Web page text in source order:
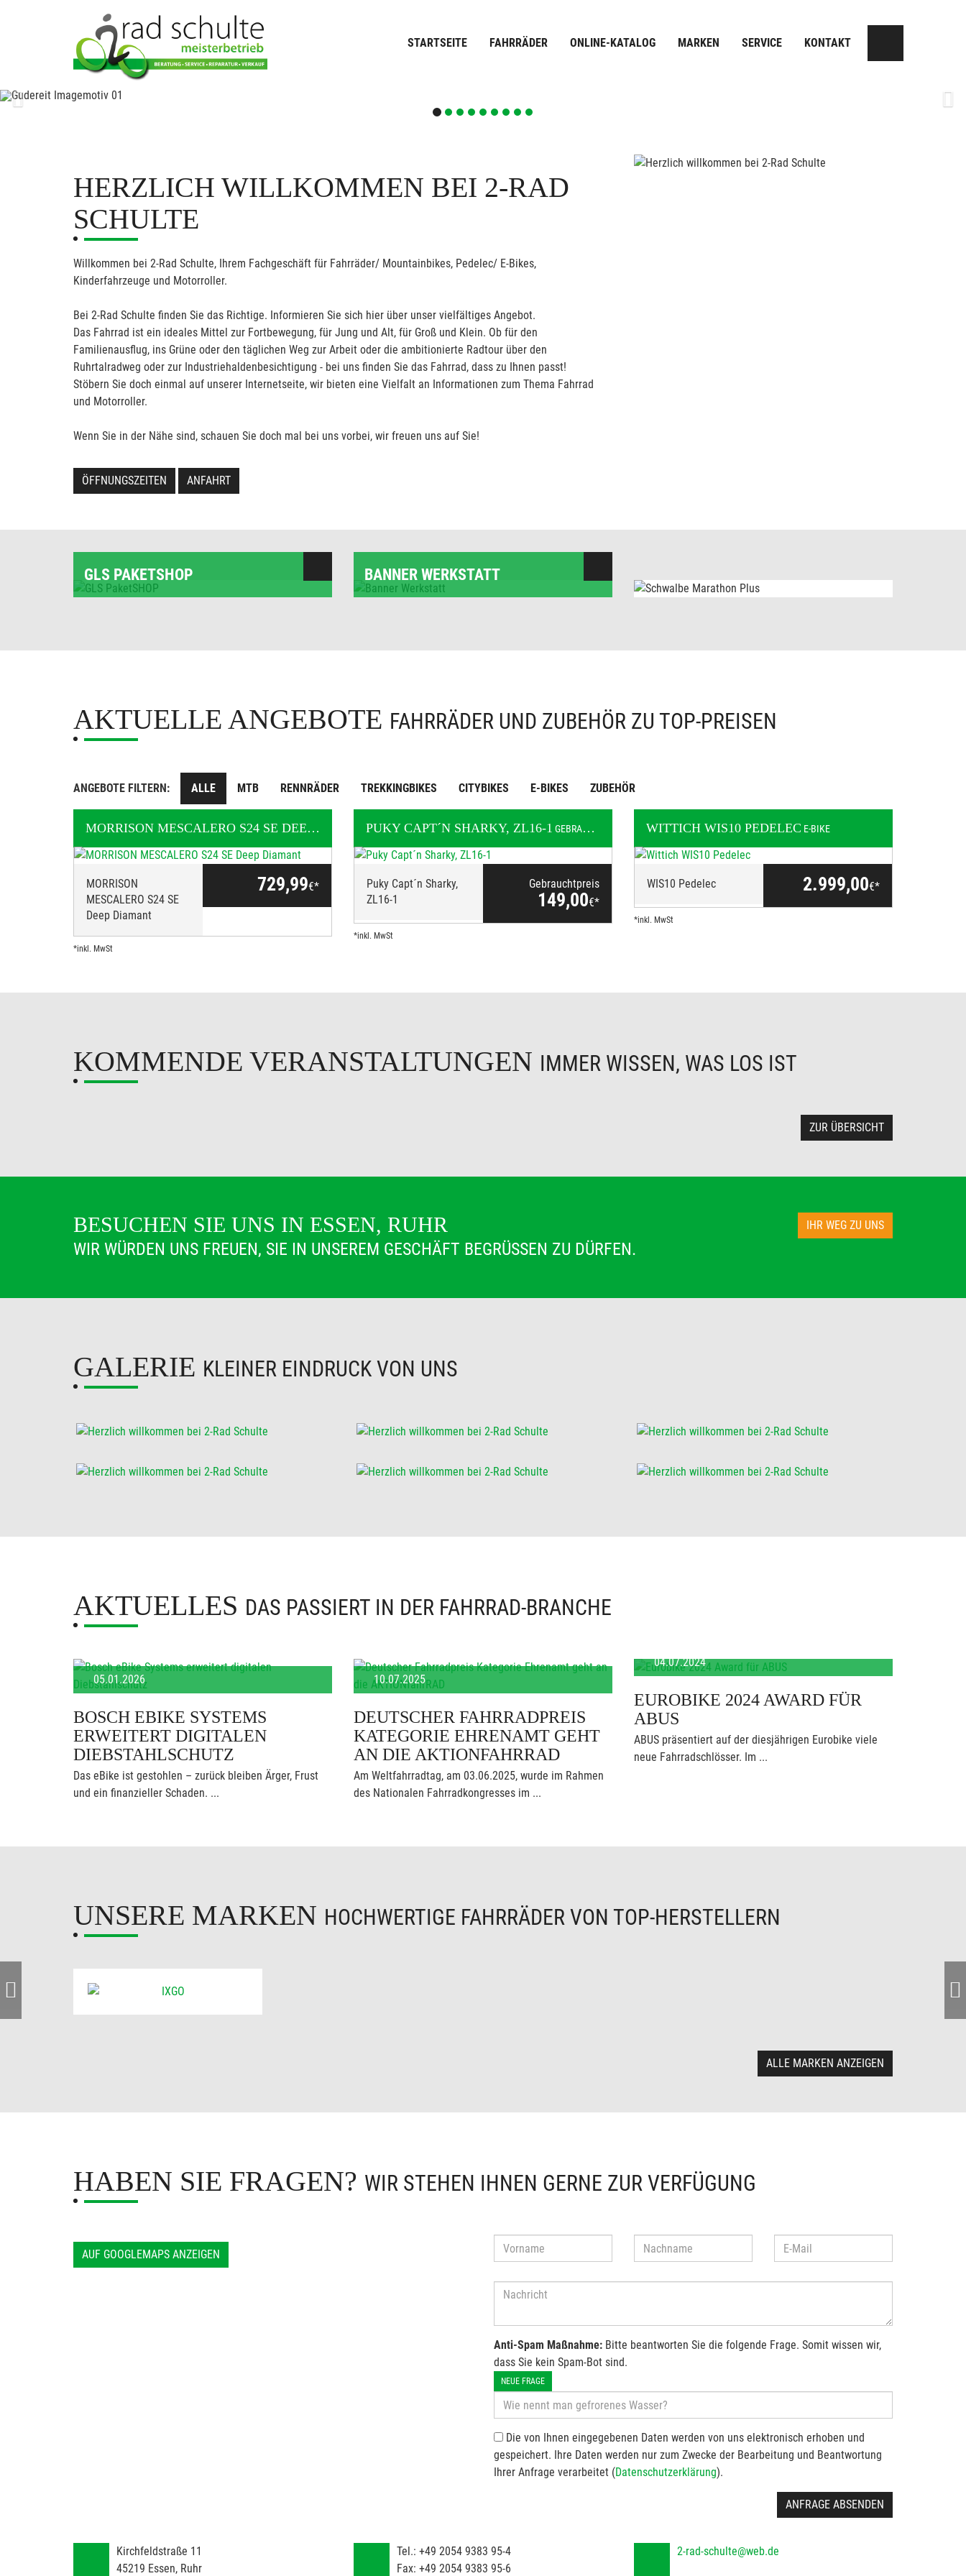
STARTSEITE FAHRRÄDER ONLINE-KATALOG MARKEN SERVICE KONTAKT
Previous
HERZLICH WILLKOMMEN BEI 2-RAD
SCHULTE
Willkommen bei 2-Rad Schulte, Ihrem Fachgeschäft für Fahrräder/ Mountainbikes, Pedelec/ E-Bikes,
Kinderfahrzeuge und Motorroller.
Bei 2-Rad Schulte finden Sie das Richtige. Informieren Sie sich hier über unser vielfältiges Angebot.
Das Fahrrad ist ein ideales Mittel zur Fortbewegung, für Jung und Alt, für Groß und Klein. Ob für den
Familienausflug, ins Grüne oder den täglichen Weg zur Arbeit oder die ambitionierte Radtour über den
Ruhrtalradweg oder zur Industriehaldenbesichtigung - bei uns finden Sie das Fahrrad, dass zu Ihnen passt!
Stöbern Sie doch einmal auf unserer Internetseite, wir bieten eine Vielfalt an Informationen zum Thema Fahrrad
und Motorroller.
Wenn Sie in der Nähe sind, schauen Sie doch mal bei uns vorbei, wir freuen uns auf Sie!
ÖFFNUNGSZEITEN ANFAHRT
GLS PAKETSHOP BANNER WERKSTATT
AKTUELLE ANGEBOTE FAHRRÄDER UND ZUBEHÖR ZU TOP-PREISEN
ANGEBOTE FILTERN: ALLE MTB RENNRÄDER TREKKINGBIKES CITYBIKES E-BIKES ZUBEHÖR
MORRISON MESCALERO S24 SE DEEP DIAMANT KINDER / JUGEND
MORRISON
MESCALERO S24 SE
Deep Diamant
729,99€*
*inkl. MwSt
PUKY CAPT´N SHARKY, ZL16-1 GEBRAUCHTRAD
Puky Capt´n Sharky,
ZL16-1
Gebrauchtpreis
149,00€*
*inkl. MwSt
WITTICH WIS10 PEDELEC E-BIKE
WIS10 Pedelec 2.999,00€*
*inkl. MwSt
KOMMENDE VERANSTALTUNGEN IMMER WISSEN, WAS LOS IST
ZUR ÜBERSICHT
BESUCHEN SIE UNS IN ESSEN, RUHR
WIR WÜRDEN UNS FREUEN, SIE IN UNSEREM GESCHÄFT BEGRÜSSEN ZU DÜRFEN.
IHR WEG ZU UNS
GALERIE KLEINER EINDRUCK VON UNS
AKTUELLES DAS PASSIERT IN DER FAHRRAD-BRANCHE
05.01.2026
BOSCH EBIKE SYSTEMS
ERWEITERT DIGITALEN
DIEBSTAHLSCHUTZ
Das eBike ist gestohlen – zurück bleiben Ärger, Frust
und ein finanzieller Schaden. ...
10.07.2025
DEUTSCHER FAHRRADPREIS
KATEGORIE EHRENAMT GEHT
AN DIE AKTIONFAHRRAD
Am Weltfahrradtag, am 03.06.2025, wurde im Rahmen
des Nationalen Fahrradkongresses im ...
04.07.2024
EUROBIKE 2024 AWARD FÜR
ABUS
ABUS präsentiert auf der diesjährigen Eurobike viele
neue Fahrradschlösser. Im ...
UNSERE MARKEN HOCHWERTIGE FAHRRÄDER VON TOP-HERSTELLERN
ALLE MARKEN ANZEIGEN
HABEN SIE FRAGEN? WIR STEHEN IHNEN GERNE ZUR VERFÜGUNG
AUF GOOGLEMAPS ANZEIGEN
Anti-Spam Maßnahme: Bitte beantworten Sie die folgende Frage. Somit wissen wir,
dass Sie kein Spam-Bot sind.
NEUE FRAGE
Die von Ihnen eingegebenen Daten werden von uns elektronisch erhoben und
gespeichert. Ihre Daten werden nur zum Zwecke der Bearbeitung und Beantwortung
Ihrer Anfrage verarbeitet (Datenschutzerklärung).
ANFRAGE ABSENDEN
Kirchfeldstraße 11
45219 Essen, Ruhr
Tel.: +49 2054 9383 95-4
Fax: +49 2054 9383 95-6
2-rad-schulte@web.de